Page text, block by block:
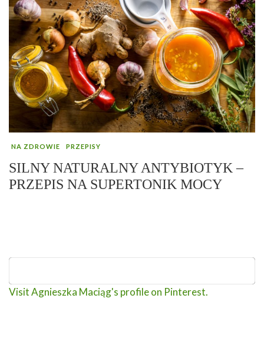
NA ZDROWIE PRZEPISY
SILNY NATURALNY ANTYBIOTYK –
PRZEPIS NA SUPERTONIK MOCY
Visit Agnieszka Maciąg's profile on Pinterest.